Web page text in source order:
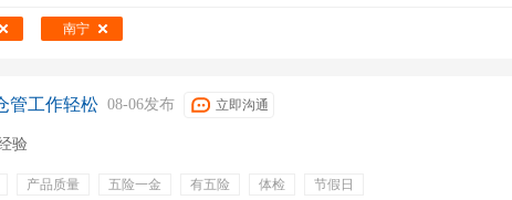
南宁
管工作轻松 08-06发布 立即沟通
验
产品质量 五险一金 有五险 体检 节假日